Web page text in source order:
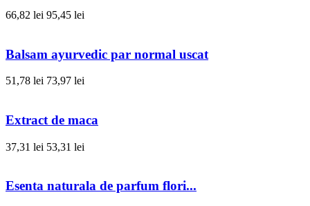
66,82 lei 95,45 lei
Balsam ayurvedic par normal uscat
51,78 lei 73,97 lei
Extract de maca
37,31 lei 53,31 lei
Esenta naturala de parfum flori...